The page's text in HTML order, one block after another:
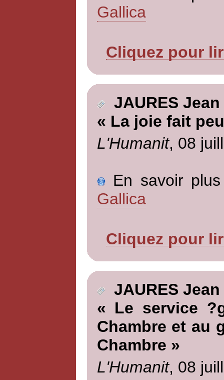
Gallica
Cliquez pour
JAURES Jean
« La joie fait
L'Humanit, 08
En savoir
Gallica
Cliquez pour
JAURES Jean
« Le service
Chambre et au
Chambre »
L'Humanit, 08